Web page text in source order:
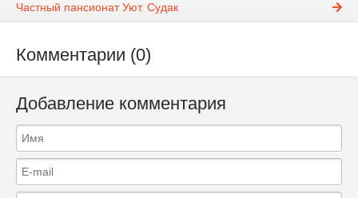
Частный пансионат Уют. Судак
Комментарии (0)
Добавление комментария